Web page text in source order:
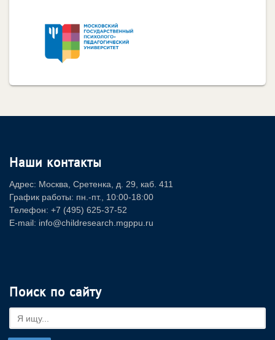
Наши контакты
Адрес: Москва, Сретенка, д. 29, каб. 411
График работы: пн.-пт., 10:00-18:00
Телефон: +7 (495) 625-37-52
E-mail: info@childresearch.mgppu.ru
Поиск по сайту